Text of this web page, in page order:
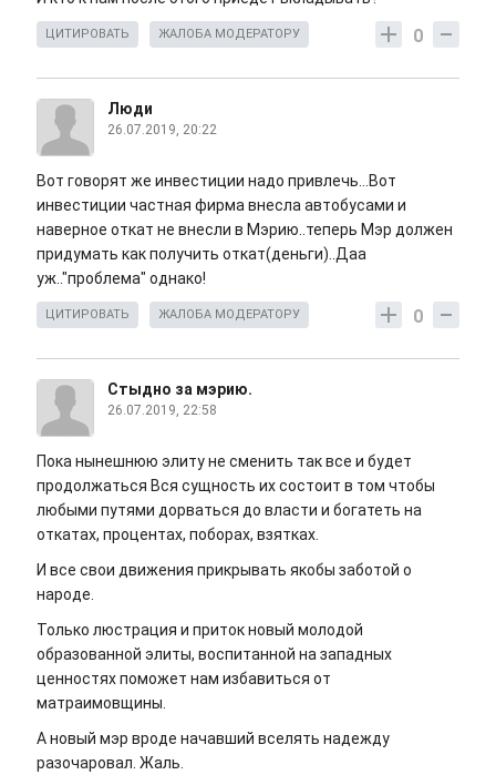
0
ЦИТИРОВАТЬ ЖАЛОБА МОДЕРАТОРУ
Люди
26.07.2019, 20:22
Вот говорят же инвестиции надо привлечь...Вот
инвестиции частная фирма внесла автобусами и
наверное откат не внесли в Мэрию..теперь Мэр должен
придумать как получить откат(деньги)..Даа
уж.."проблема" однако!
0
ЦИТИРОВАТЬ ЖАЛОБА МОДЕРАТОРУ
Стыдно за мэрию.
26.07.2019, 22:58
Пока нынешнюю элиту не сменить так все и будет
продолжаться Вся сущность их состоит в том чтобы
любыми путями дорваться до власти и богатеть на
откатах, процентах, поборах, взятках.
И все свои движения прикрывать якобы заботой о
народе.
Только люстрация и приток новый молодой
образованной элиты, воспитанной на западных
ценностях поможет нам избавиться от
матраимовщины.
А новый мэр вроде начавший вселять надежду
разочаровал. Жаль.